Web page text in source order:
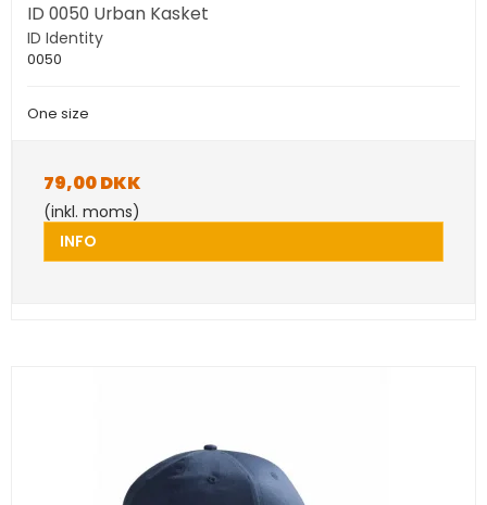
ID 0050 Urban Kasket
ID Identity
0050
One size
79,00 DKK
(inkl. moms)
INFO